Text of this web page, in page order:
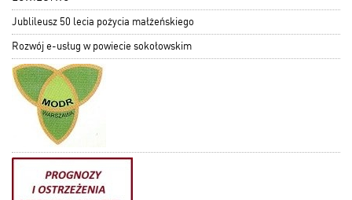
Jublileusz 50 lecia pożycia małżeńskiego
Rozwój e-usług w powiecie sokołowskim